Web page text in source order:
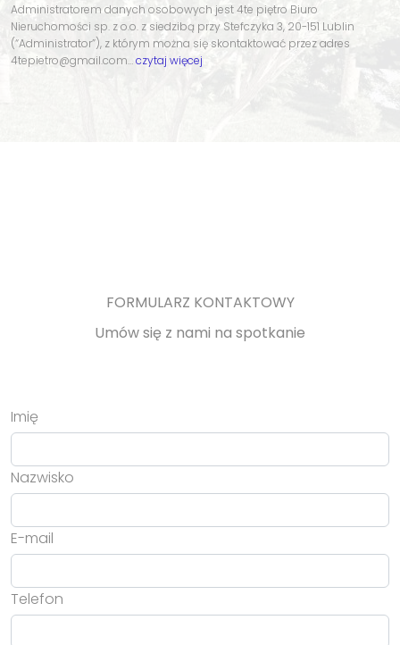
Administratorem danych osobowych jest 4te piętro Biuro
Nieruchomości sp. z o.o. z siedzibą przy Stefczyka 3, 20-151 Lublin
(“Administrator”), z którym można się skontaktować przez adres
4tepietro@gmail.com…czytaj więcej
FORMULARZ KONTAKTOWY
Umów się z nami na spotkanie
Imię
Nazwisko
E-mail
Telefon